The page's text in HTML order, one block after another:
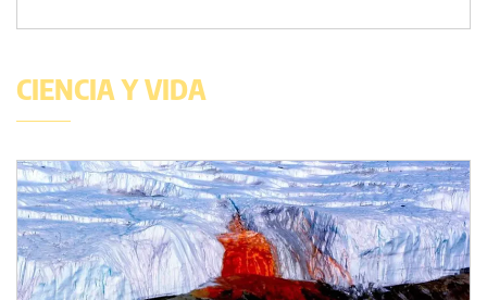
CIENCIA Y VIDA